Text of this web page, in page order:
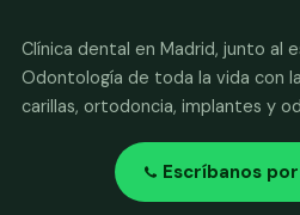
Clínica dental en Madrid, junto al
Odontología de toda la vida con
carillas, ortodoncia, implantes y
Escríbanos